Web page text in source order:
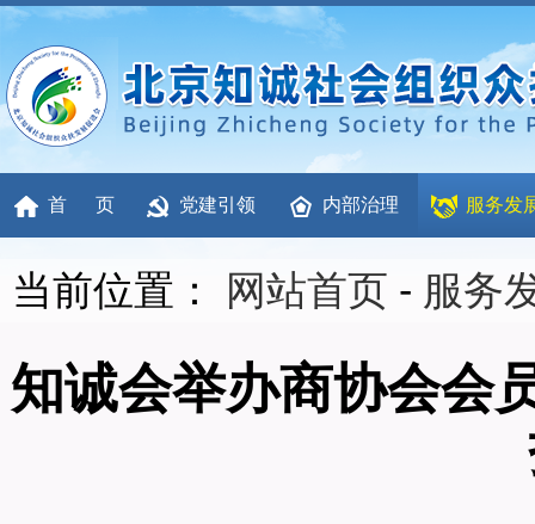
首 页 党建引领 内部治理 服务发
当前位置： 网站首页 - 服务
知诚会举办商协会会